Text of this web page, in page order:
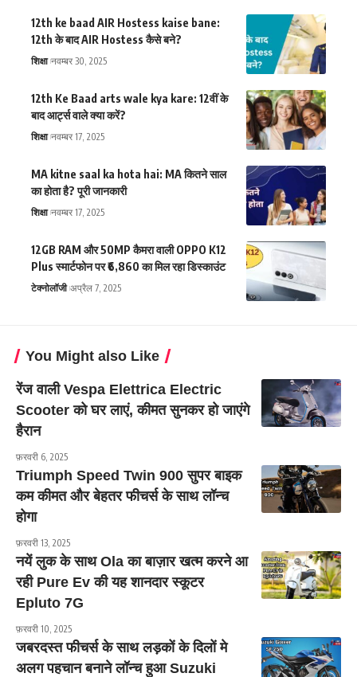
12th ke baad AIR Hostess kaise bane:
12th के बाद AIR Hostess कैसे बने?
शिक्षा नवम्बर 30, 2025
12th Ke Baad arts wale kya kare: 12वीं के
बाद आर्ट्स वाले क्या करें?
शिक्षा नवम्बर 17, 2025
MA kitne saal ka hota hai: MA कितने साल
का होता है? पूरी जानकारी
शिक्षा नवम्बर 17, 2025
12GB RAM और 50MP कैमरा वाली OPPO K12
Plus स्मार्टफोन पर ₹6,860 का मिल रहा डिस्काउंट
टेक्नोलॉजी अप्रैल 7, 2025
You Might also Like
रेंज वाली Vespa Elettrica Electric
Scooter को घर लाएं, कीमत सुनकर हो जाएंगे
हैरान
फ़रवरी 6, 2025
Triumph Speed Twin 900 सुपर बाइक
कम कीमत और बेहतर फीचर्स के साथ लॉन्च
होगा
फ़रवरी 13, 2025
नयें लुक के साथ Ola का बाज़ार खत्म करने आ
रही Pure Ev की यह शानदार स्कूटर
Epluto 7G
फ़रवरी 10, 2025
जबरदस्त फीचर्स के साथ लड़कों के दिलों मे
अलग पहचान बनाने लॉन्च हुआ Suzuki